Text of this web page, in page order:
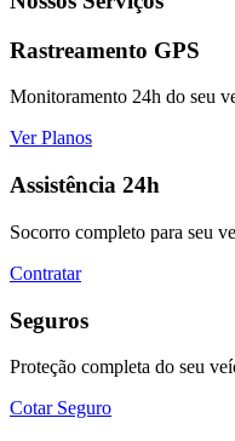
Rastreamento GPS
Monitoramento 24h do seu
Ver Planos
Assistência 24h
Socorro completo para seu
Contratar
Seguros
Proteção completa do seu
Cotar Seguro